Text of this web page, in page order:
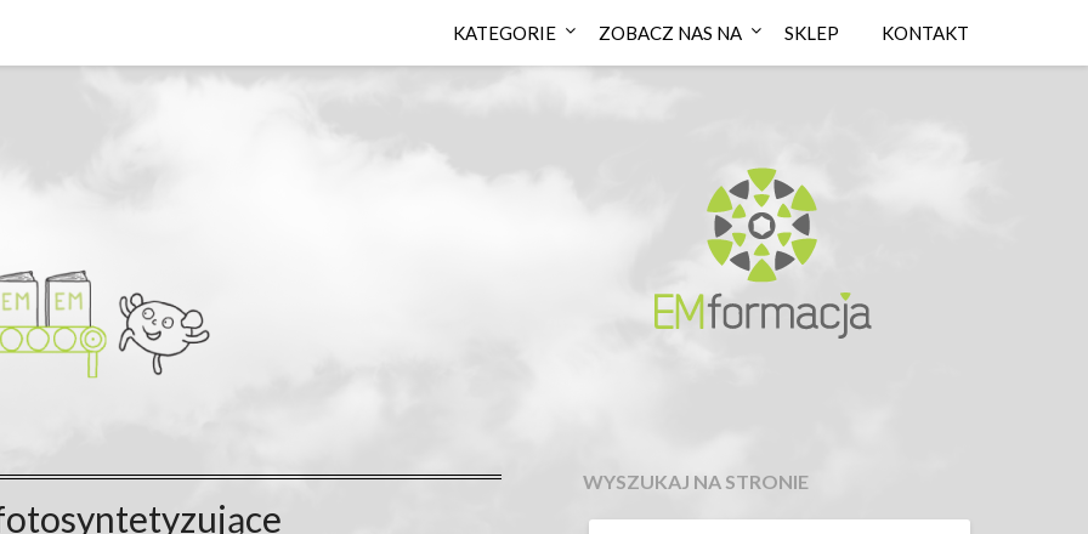
KATEGORIE ZOBACZ NAS NA SKLEP KONTAKT
WYSZUKAJ NA STRONIE